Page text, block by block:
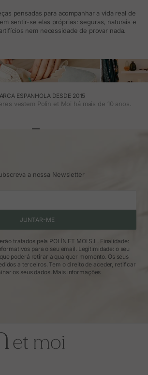
pensadas para acompanhar a vida real de
sentir-se elas próprias: seguras, naturais e
nem necessidade de provar nada.
ESPANHOLA DESDE 2015
vestem Polin et Moi há mais de 10 anos.
a nossa Newsletter
JUNTAR-ME
tratados pela POLÍN ET MOI S.L. Finalidade:
para o seu email. Legitimidade: o seu
poderá retirar a qualquer momento. Os seus
a terceiros. Tem o direito de aceder, retificar
os seus dados. Mais informações